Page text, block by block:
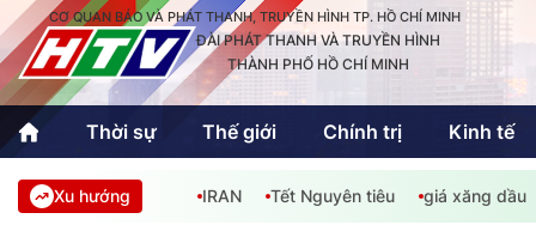
CƠ QUAN BÁO VÀ PHÁT THANH, TRUYỀN HÌNH TP. HỒ CHÍ MINH
ĐÀI PHÁT THANH VÀ TRUYỀN HÌNH
THÀNH PHỐ HỒ CHÍ MINH
Thời sự Thế giới Chính trị Kinh tế
Thời sự
Thể thao
Văn hóa -
Xu hướng IRAN Tết Nguyên tiêu giá xăng dầu